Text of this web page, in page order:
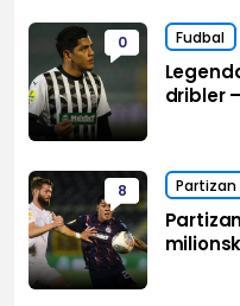
0 Fudbal
dribler
8 Partizan